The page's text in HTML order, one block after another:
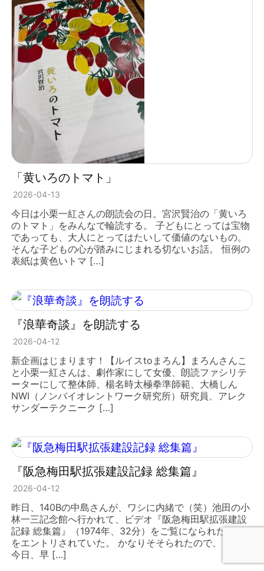
「黄いろのトマト」
2026-04-13
今日は小栗一紅さんの朗読会の日。宮沢賢治の「黄いろ
のトマト」をみんなで輪読する。 子どもにとっては宝物
であっても、大人にとってはたいして価値のないもの。
そんな子どもの心が踏みにじまれる切ないお話。 恒例の
表紙は黄色いトマ […]
『浪華奇談』を朗読する
2026-04-12
新企画はじまります！【ルイスtoまろん】まろんさんこ
と小栗一紅さんは、劇作家にして女優、朗読ファシリテ
ーターにして整体師、楊名時太極拳準師範、大橋しん
NWI（ノンバイオレントワーク研究所）研究員、アレク
サンダーテクニーク […]
『阪急梅田駅拡張建設記録 総集篇』
2026-04-12
昨日、140Bの中島さんが、ワシに内緒で（笑）池田の小
林一三記念館へ行かれて、ビデオ『阪急梅田駅拡張建設
記録 総集篇』（1974年、32分）をご覧になられたレポ
をエントリされていた。 かなりそそられたので、ワシも
今日、早 […]